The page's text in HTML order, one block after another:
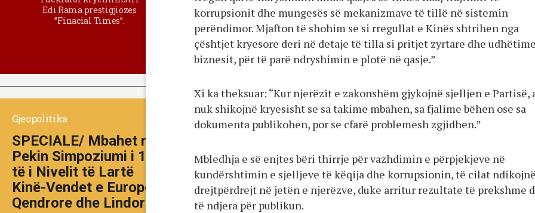
korrupsionit dhe mungesës së mekanizmave të tillë në sistemin
perëndimor. Mjafton të shohim se si rregullat e Kinës shtrihen nga
çështjet kryesore deri në detaje të tilla si pritjet zyrtare dhe
biznesit, për të parë ndryshimin e plotë në qasje.”
Xi ka theksuar: “Kur njerëzit e zakonshëm gjykojnë sjelljen e Partisë,
nuk shikojnë kryesisht se sa takime mbahen, sa fjalime bëhen ose sa
dokumenta publikohen, por se cfarë problemesh zgjidhen.”
Mbledhja e së enjtes bëri thirrje për vazhdimin e përpjekjeve në
kundërshtimin e sjelljeve të këqija dhe korrupsionin, të cilat ndikojnë
drejtpërdrejt në jetën e njerëzve, duke arritur rezultate të prekshme
të ndjera për publikun.
Edi Rama prestigjiozes
”Finacial Times”.
Gjeopolitika
SPECIALE/ Mbahet në
Pekin Simpoziumi i 10-
të i Nivelit të Lartë
Kinë-Vendet e Europës
Qendrore dhe Lindore